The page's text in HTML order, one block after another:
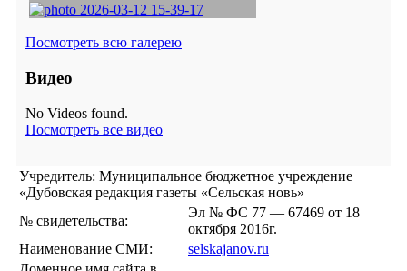
Посмотреть всю галерею
Видео
No Videos found.
Посмотреть все видео
Учредитель: Муниципальное бюджетное учреждение
«Дубовская редакция газеты «Сельская новь»
№ свидетельства:
Эл № ФС 77 — 67469 от 18
октября 2016г.
Наименование СМИ:
selskajanov.ru